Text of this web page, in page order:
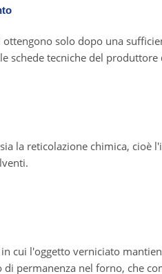
ottengono solo dopo una
schede tecniche del produttore
la reticolazione chimica,
cui l'oggetto verniciato
permanenza nel forno, che